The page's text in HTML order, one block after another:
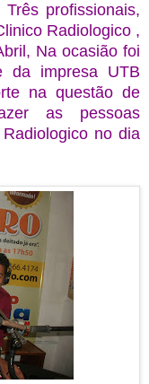
profissionais,
Radiologico ,
Na ocasião foi
da impresa UTB
na questão de
as pessoas
no dia